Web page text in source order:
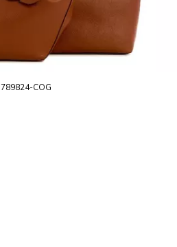
COG